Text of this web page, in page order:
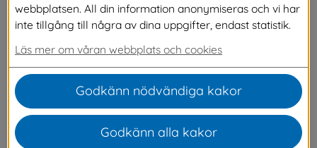
Ställer ditt parti upp i valet? På denna sidan hittar du som
anser är viktiga i era förberedelser inför valet 2026.
webbplatsen. All din information anonymiseras och vi har
inte tillgång till några av dina uppgifter, endast statistik.
Läs mer om våran webbplats och cookies
Godkänn nödvändiga kakor
Godkänn alla kakor